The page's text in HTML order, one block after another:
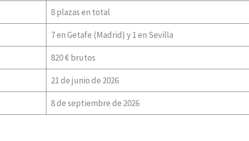
8 plazas en total
7 en Getafe (Madrid) y 1 en Sevilla
820 € brutos
21 de junio de 2026
8 de septiembre de 2026